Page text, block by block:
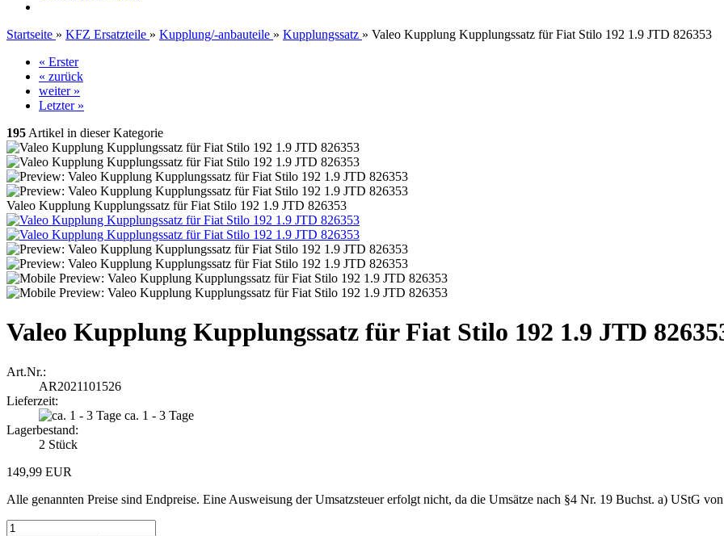
Startseite » KFZ Ersatzteile » Kupplung/-anbauteile » Kupplungssatz » Valeo Kupplung Kupplungssatz für Fiat Stilo 192 1.9 JTD 826353
« Erster
« zurück
weiter »
Letzter »
195 Artikel in dieser Kategorie
Valeo Kupplung Kupplungssatz für Fiat Stilo 192 1.9 JTD 826353
Valeo Kupplung Kupplungssatz für Fiat Stilo 192 1.9 JTD
Art.Nr.:
AR2021101526
Lieferzeit:
ca. 1 - 3 Tage
Lagerbestand:
2 Stück
149,99 EUR
Alle genannten Preise sind Endpreise. Eine Ausweisung der Umsatzsteuer erfolgt nicht, da die Umsätze nach §4 Nr. 19 Buchst. a) UStG